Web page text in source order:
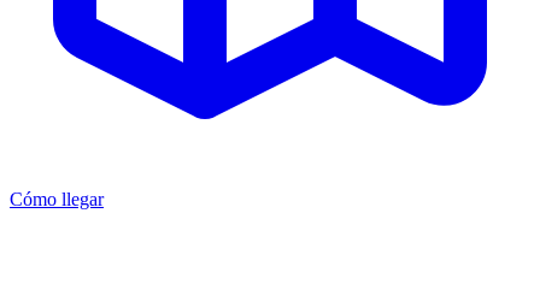
Cómo llegar